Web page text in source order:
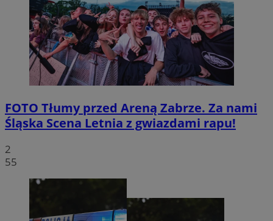
FOTO Tłumy przed Areną Zabrze. Za nami
Śląska Scena Letnia z gwiazdami rapu!
2
55